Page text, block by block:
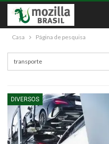
Casa Página de pesquisa
DIVERSOS